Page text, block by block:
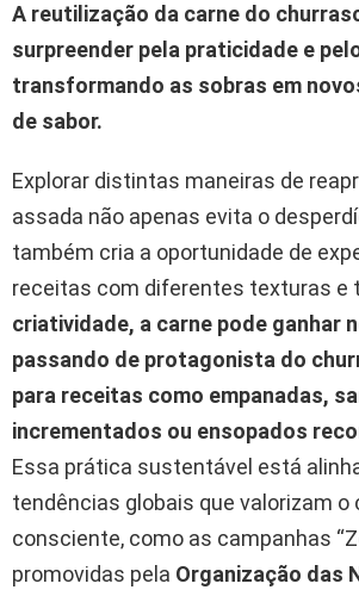
A reutilização da carne do
surpreender pela praticidade e
transformando as sobras em
de sabor.
Explorar distintas maneiras de
assada não apenas evita o
também cria a oportunidade de
receitas com diferentes texturas e
criatividade, a carne pode ganhar
passando de protagonista do
para receitas como empanadas,
incrementados ou ensopados
Essa prática sustentável está
tendências globais que valorizam o
consciente, como as campanhas
promovidas pela Organização das